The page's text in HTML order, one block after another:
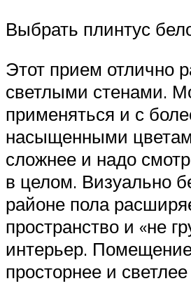
Выбрать плинтус
Этот прием отлично
светлыми стенами.
применяться и с
насыщенными
сложнее и надо
в целом. Визуально
районе пола
пространство и «не
интерьер.
просторнее и светлее